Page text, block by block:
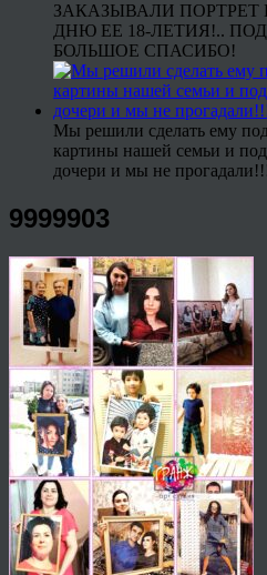
ЗАКАЗЫВАЛИ
ДНЮ ЕЕ 18-ЛЕТИЯ!..
БОЛЬШОЕ СПАСИБО!
Мы решили сделать ему
картины нашей семьи и
дочери и мы не
9999903